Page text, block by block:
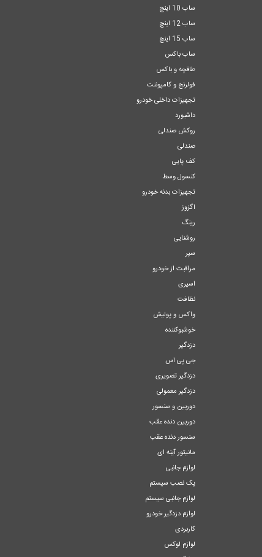
ساب 10 اینچ
ساب 12 اینچ
ساب 15 اینچ
ساب باکس
طاقچه و باکس
فولرنج و کامپوننت
تجهیزات داخلی خودرو
داشبورد
روکش صندلی
صندلی
کف پایی
کنسول وسط
تجهیزات بدنه خودرو
اگزوز
رینگ
روشنایی
سپر
مراقبت از خودرو
اسپری
نظافت
واکس و پولیش
خوشبوکننده
دزدگیر
جی پی اس
دزدگیر تصویری
دزدگیر معمولی
دوربین و سنسور
دوربین دنده عقب
سنسور دنده عقب
مانیتور آینه ای
لوازم جانبی
پک نصب سیستم
لوازم جانبی سیستم
لوازم دزدگیر خودرو
کاربردی
لوازم لوکس